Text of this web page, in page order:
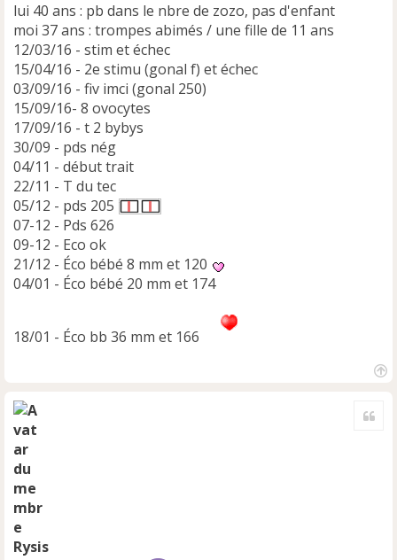
lui 40 ans : pb dans le nbre de zozo, pas d'enfant
moi 37 ans : trompes abimés / une fille de 11 ans
12/03/16 - stim et échec
15/04/16 - 2e stimu (gonal f) et échec
03/09/16 - fiv imci (gonal 250)
15/09/16- 8 ovocytes
17/09/16 - t 2 bybys
30/09 - pds nég
04/11 - début trait
22/11 - T du tec
05/12 - pds 205
07-12 - Pds 626
09-12 - Eco ok
21/12 - Éco bébé 8 mm et 120
04/01 - Éco bébé 20 mm et 174
18/01 - Éco bb 36 mm et 166
Rysis